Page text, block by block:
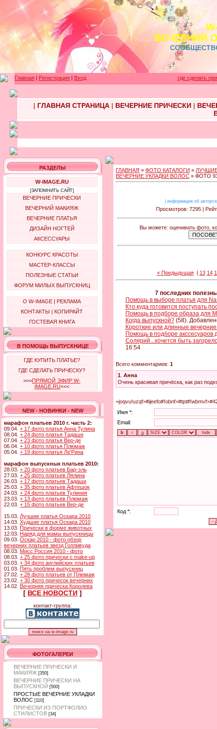
ВЕЧЕРНИЙ
Главная | Регистрация | Вход где сделать
| ГЛАВНАЯ СТРАНИЦА| ВЕЧЕРНИЕ ПРИЧЕСКИ|
РАЗДЕЛЫ
W-IMAGE.RU
[ЗАПОМНИТЬ САЙТ]
ВЕЧЕРНИЕ ПРИЧЕСКИ
ВЕЧЕРНИЙ МАКИЯЖ
ВЕЧЕРНИЕ ПЛАТЬЯ
ДИЗАЙН НОГТЕЙ
АКСЕССУАРЫ
КОНКУРС КРАСОТЫ
МАСТЕР-КЛАССЫ
ПОЛЕЗНЫЕ СТАТЬИ
ФОРУМ МИЛЫХ ВЫПУСКНИЦ
О W-IMAGE | РЕКЛАМА
КОНТАКТЫ | КОПИРАЙТ
ГОСТЕВАЯ КНИГА
В ПОМОЩЬ ВЫПУСКНИЦЕ
ГДЕ КУПИТЬ ПЛАТЬЕ?
ГДЕ СДЕЛАТЬ ПРИЧЕСКУ?
>>>ПРЯМОЙ ЭФИР W-
IMAGE.RU<<<
NEW - НОВИНКИ - NEW
марафон платьев 2010 г. часть 2:
09.04. + 17 фото платья Анна Тулина
08.04. + 24 фото платья Тадаши
07.04. + 23 фото платья Вер-де
06.04. + 10 фото платья Плюмаж
05.04. + 19 фото платья Ле'Рина
марафон выпускных платьев 2010:
28.03. + 20 фото платьев Бар-эль
27.03. + 25 фото платьев Лялина
26.03. + 17 фото платьев Тадаши
25.03. + 35 фото платьев Афтешок
24.03. + 24 фото платьев Тулиния
23.03. + 13 фото платьев Плюмаж
22.03. + 15 фото платьев Вер-де
15.03. Лучшие платья Оскара 2010
14.03. Худшие платья Оскара 2010
13.03. Прически в форме животных
12.03. Наряд для мамы выпускницы
09.03. Оскар 2010 - фото обзор
вечерних платьев звезд Голливуда
08.03. Мисс Россия 2010 - фото
08.03. + 25 фото прически с make-up
03.03. + 34 фото английских платьев
01.03. Пять проблем выпускниц
27.02. + 28 фото платьев от Плюмаж
23.02. + 30 фото причесок вечерних
14.02. Вечерняя прическа Королева
[ ВСЕ НОВОСТИ ]
контакт-группа:
ФОТОГАЛЕРЕИ
ВЕЧЕРНИЕ ПРИЧЕСКИ И
МАКИЯЖ [350]
ВЕЧЕРНИЕ ПРИЧЕСКИ НА
ВЫПУСКНОЙ [500]
ПРОСТЫЕ ВЕЧЕРНИЕ УКЛАДКИ
ВОЛОС [110]
ПРИЧЕСКИ ИЗ ПОРТФОЛИО
СТИЛИСТОВ [34]
ГЛАВНАЯ » ФОТО КАТАЛОГИ »
ВЕЧЕРНИЕ УКЛАДКИ ВОЛОС » ФОТО
информация об
Просмотров: 7295 |
Вы можете: оценивать фото,
« Предыдущая| 13 14
7 последних
Помощь в выборе платья для
Кто куда готовится поступать
Помощь в подборе образа для
Когда выпускной?(58).
Короткие или длинные
Помощь в подборе акссесуаров
Солярий...хочется быть
16:54
Всего комментариев: 1
1 Анна
Очень красивая причёска, как раз
Имя *:
Email:
Код *: